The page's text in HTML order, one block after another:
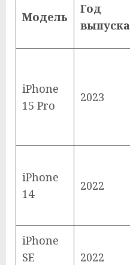
Модель
Год
выпуска
iPhone
15 Pro
2023
iPhone
14
2022
iPhone
SE
2022